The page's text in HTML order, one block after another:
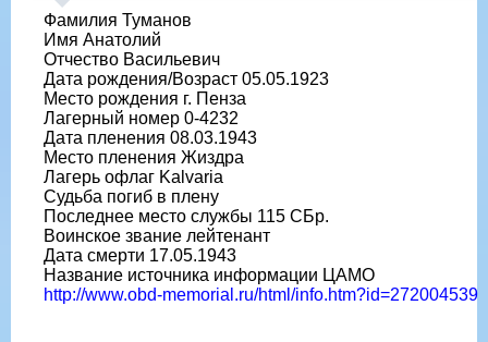
Фамилия Туманов
Имя Анатолий
Отчество Васильевич
Дата рождения/Возраст 05.05.1923
Место рождения г. Пенза
Лагерный номер 0-4232
Дата пленения 08.03.1943
Место пленения Жиздра
Лагерь офлаг Kalvaria
Судьба погиб в плену
Последнее место службы 115 СБр.
Воинское звание лейтенант
Дата смерти 17.05.1943
Название источника информации ЦАМО
http://www.obd-memorial.ru/html/info.htm?id=272004539